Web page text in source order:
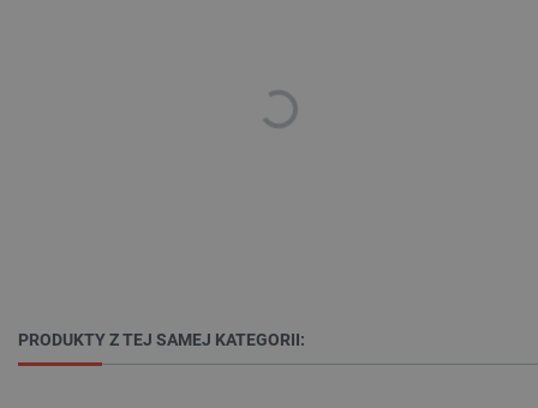
PRODUKTY Z TEJ SAMEJ KATEGORII: